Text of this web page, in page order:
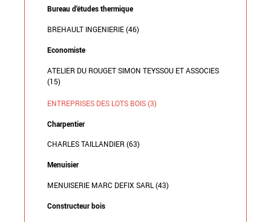
Bureau d'études thermique
BREHAULT INGENIERIE (46)
Economiste
ATELIER DU ROUGET SIMON TEYSSOU ET ASSOCIES
(15)
ENTREPRISES DES LOTS BOIS (3)
Charpentier
CHARLES TAILLANDIER (63)
Menuisier
MENUISERIE MARC DEFIX SARL (43)
Constructeur bois